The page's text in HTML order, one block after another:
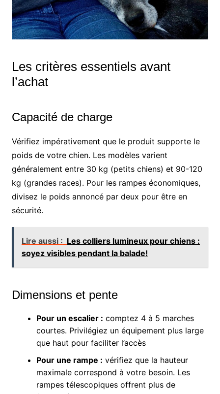
Les critères essentiels avant
l’achat
Capacité de charge
Vérifiez impérativement que le produit supporte le
poids de votre chien. Les modèles varient
généralement entre 30 kg (petits chiens) et 90-120
kg (grandes races). Pour les rampes économiques,
divisez le poids annoncé par deux pour être en
sécurité.
Lire aussi : Les colliers lumineux pour chiens :
soyez visibles pendant la balade!
Dimensions et pente
Pour un escalier : comptez 4 à 5 marches
courtes. Privilégiez un équipement plus large
que haut pour faciliter l’accès
Pour une rampe : vérifiez que la hauteur
maximale correspond à votre besoin. Les
rampes télescopiques offrent plus de